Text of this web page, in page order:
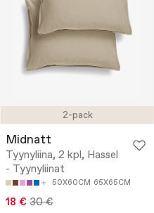
2-pack
Midnatt
Tyynyliina, 2 kpl, Hassel
- Tyynyliinat
50X60CM 65X65CM
18 € 30 €